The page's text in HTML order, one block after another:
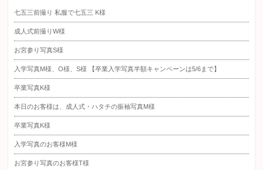
七五三前撮り 私服で七五三 K様
成人式前撮りW様
お宮参り写真S様
入学写真M様、O様、S様 【卒業入学写真半額キャンペーンは5/6まで】
卒業写真K様
本日のお客様は、成人式・ハタチの振袖写真M様
卒業写真K様
入学写真のお客様M様
お宮参り写真のお客様T様